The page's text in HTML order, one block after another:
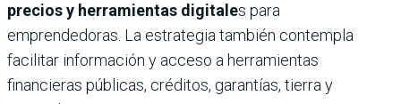
precios y herramientas digitales para
emprendedoras. La estrategia también contempla
facilitar información y acceso a herramientas
financieras públicas, créditos, garantías, tierra y